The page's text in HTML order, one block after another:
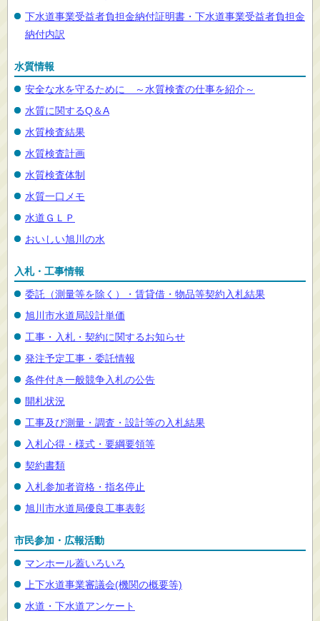
下水道事業受益者負担金納付証明書・下水道事業受益者負担金
納付内訳
水質情報
安全な水を守るために ～水質検査の仕事を紹介～
水質に関するQ＆A
水質検査結果
水質検査計画
水質検査体制
水質一口メモ
水道ＧＬＰ
おいしい旭川の水
入札・工事情報
委託（測量等を除く）・賃貸借・物品等契約入札結果
旭川市水道局設計単価
工事・入札・契約に関するお知らせ
発注予定工事・委託情報
条件付き一般競争入札の公告
開札状況
工事及び測量・調査・設計等の入札結果
入札心得・様式・要綱要領等
契約書類
入札参加者資格・指名停止
旭川市水道局優良工事表彰
市民参加・広報活動
マンホール蓋いろいろ
上下水道事業審議会(機関の概要等)
水道・下水道アンケート